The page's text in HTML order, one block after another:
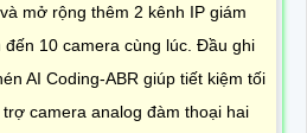
mở rộng thêm 2 kênh IP giám
10 camera cùng lúc. Đầu ghi
AI Coding-ABR giúp tiết kiệm tối
camera analog đàm thoại hai